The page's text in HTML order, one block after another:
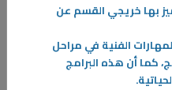
بها خريجي القسم عن
الفنية في مراحل
كما أن هذه البرامج
.